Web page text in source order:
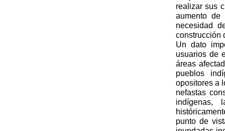
realizar sus
aumento
necesidad
construcción
Un dato
usuarios de
áreas
pueblos
opositores a
nefastas
indígenas,
punto de